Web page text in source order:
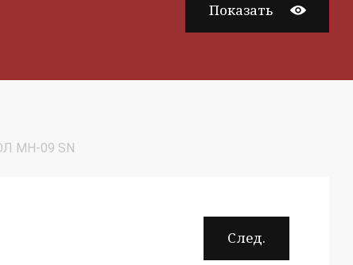
Показать
MH-09 SN
След.